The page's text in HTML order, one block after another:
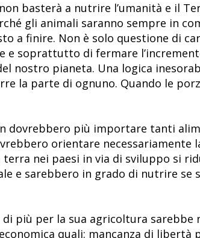
basterà a nutrire l’umanità e il
gli animali saranno sempre in
a finire. Non è solo questione di
e soprattutto di fermare
pianeta. Una logica
la parte di ognuno. Quando le
dovrebbero più importare tanti
orientare necessariamente
nei paesi in via di sviluppo si
e sarebbero in grado di nutrire se
più per la sua agricoltura sarebbe
quali: mancanza di libertà